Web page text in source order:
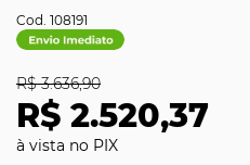
108191
R$ 2.520,37
R$ 3.636,90